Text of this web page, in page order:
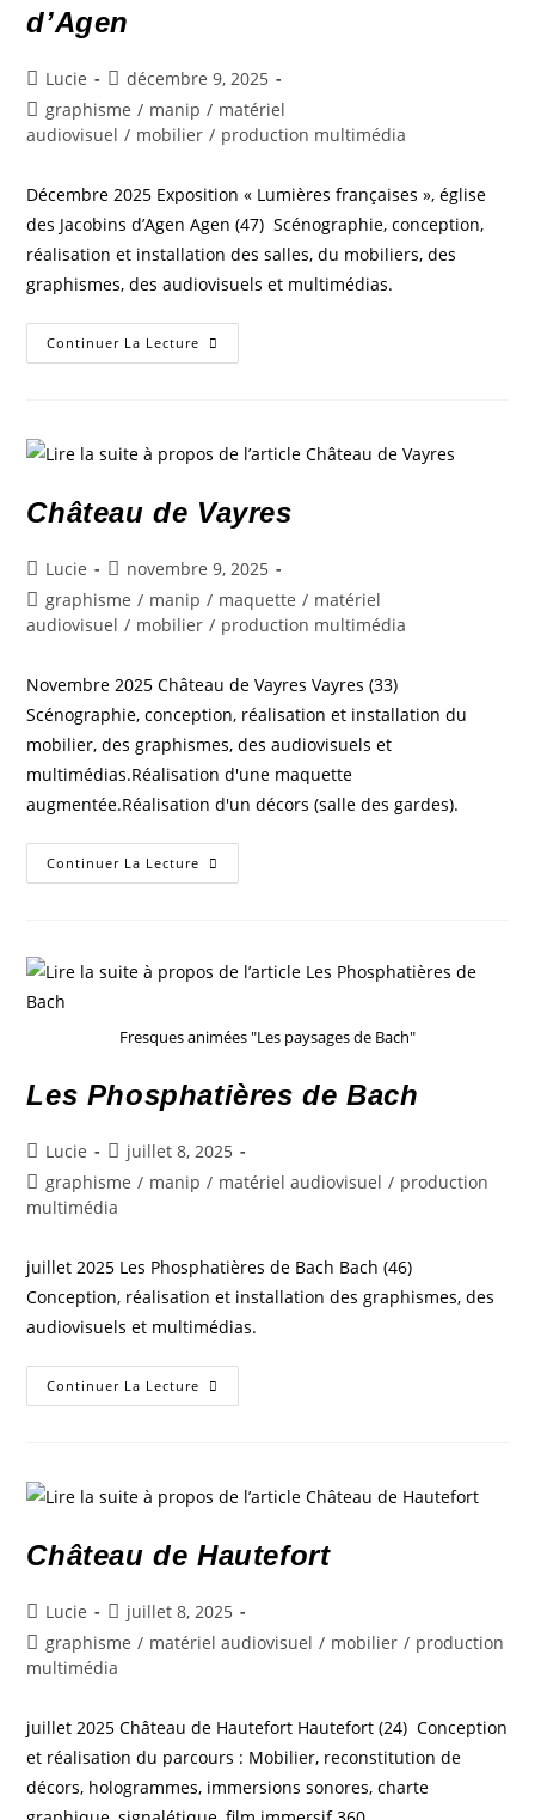
d’Agen
Lucie
décembre 9, 2025
graphisme / manip / matériel
audiovisuel / mobilier / production multimédia
Décembre 2025 Exposition « Lumières françaises », église
des Jacobins d’Agen Agen (47) Scénographie, conception,
réalisation et installation des salles, du mobiliers, des
graphismes, des audiovisuels et multimédias.
Continuer La Lecture
Château de Vayres
Lucie
novembre 9, 2025
graphisme / manip / maquette / matériel
audiovisuel / mobilier / production multimédia
Novembre 2025 Château de Vayres Vayres (33)
Scénographie, conception, réalisation et installation du
mobilier, des graphismes, des audiovisuels et
multimédias.Réalisation d'une maquette
augmentée.Réalisation d'un décors (salle des gardes).
Continuer La Lecture
Fresques animées "Les paysages de Bach"
Les Phosphatières de Bach
Lucie
juillet 8, 2025
graphisme / manip / matériel audiovisuel / production
multimédia
juillet 2025 Les Phosphatières de Bach Bach (46)
Conception, réalisation et installation des graphismes, des
audiovisuels et multimédias.
Continuer La Lecture
Château de Hautefort
Lucie
juillet 8, 2025
graphisme / matériel audiovisuel / mobilier / production
multimédia
juillet 2025 Château de Hautefort Hautefort (24) Conception
et réalisation du parcours : Mobilier, reconstitution de
décors, hologrammes, immersions sonores, charte